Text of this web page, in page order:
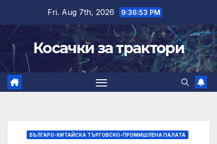
content
Fri. Aug 7th, 2026 9:36:54 PM
Косачки за трактори
БЪЛГАРО-КИТАЙСКА ТЪРГОВСКО-ПРОМИШЛЕНА ПАЛАТА